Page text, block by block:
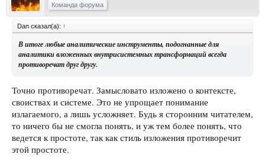
Команда форума
Dan сказал(а): ↑
В итоге любые аналитические инструменты, подогнанные для
аналитики вложенных внутрисистемных трансформаций всегда
противоречат друг другу.
Точно противоречат. Замысловато изложено о контексте,
своиствах и системе. Это не упрощает понимание
излагаемого, а лишь усложняет. Будь я сторонним читателем,
то ничего бы не смогла понять, и уж тем более понять, что
ведется к простоте, так как стиль изложения противоречит
этой простоте.